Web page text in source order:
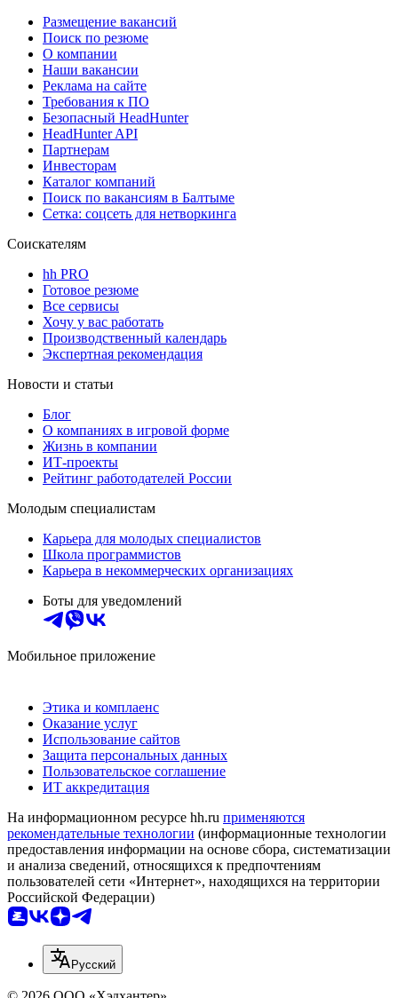
Размещение вакансий
Поиск по резюме
О компании
Наши вакансии
Реклама на сайте
Требования к ПО
Безопасный HeadHunter
HeadHunter API
Партнерам
Инвесторам
Каталог компаний
Поиск по вакансиям в Балтыме
Сетка: соцсеть для нетворкинга
Соискателям
hh PRO
Готовое резюме
Все сервисы
Хочу у вас работать
Производственный календарь
Экспертная рекомендация
Новости и статьи
Блог
О компаниях в игровой форме
Жизнь в компании
ИТ-проекты
Рейтинг работодателей России
Молодым специалистам
Карьера для молодых специалистов
Школа программистов
Карьера в некоммерческих организациях
Боты для уведомлений
Мобильное приложение
Этика и комплаенс
Оказание услуг
Использование сайтов
Защита персональных данных
Пользовательское соглашение
ИТ аккредитация
На информационном ресурсе hh.ru применяются
рекомендательные технологии (информационные технологии
предоставления информации на основе сбора, систематизации
и анализа сведений, относящихся к предпочтениям
пользователей сети «Интернет», находящихся на территории
Российской Федерации)
Русский